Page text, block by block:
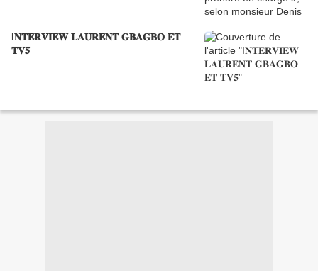
I𝐍𝐓𝐄𝐑𝐕𝐈𝐄𝐖 𝐋𝐀𝐔𝐑𝐄𝐍𝐓 𝐆𝐁𝐀𝐆𝐁𝐎 𝐄𝐓
𝐓𝐕𝟓